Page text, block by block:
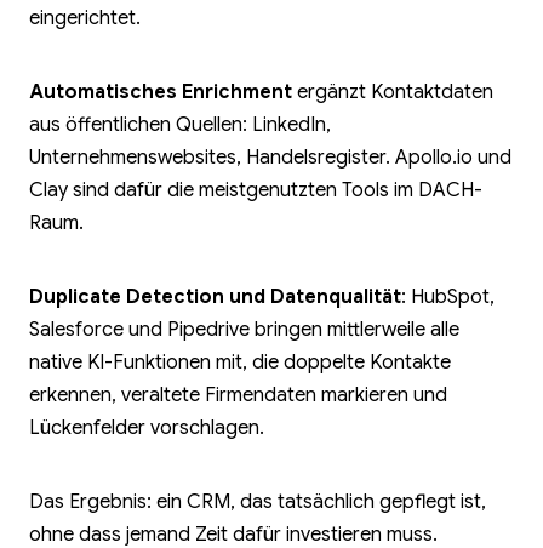
eingerichtet.
Automatisches Enrichment ergänzt Kontaktdaten
aus öffentlichen Quellen: LinkedIn,
Unternehmenswebsites, Handelsregister. Apollo.io und
Clay sind dafür die meistgenutzten Tools im DACH-
Raum.
Duplicate Detection und Datenqualität: HubSpot,
Salesforce und Pipedrive bringen mittlerweile alle
native KI-Funktionen mit, die doppelte Kontakte
erkennen, veraltete Firmendaten markieren und
Lückenfelder vorschlagen.
Das Ergebnis: ein CRM, das tatsächlich gepflegt ist,
ohne dass jemand Zeit dafür investieren muss.